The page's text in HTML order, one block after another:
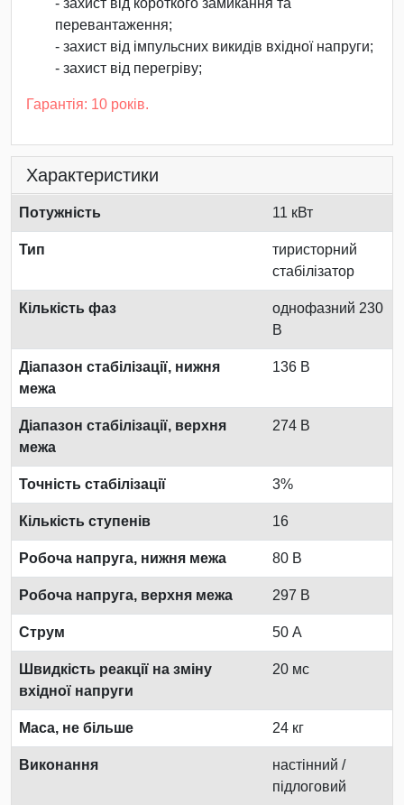
перевантаження;
- захист від імпульсних викидів вхідної напруги;
- захист від перегріву;
Гарантія: 10 років.
Характеристики
Потужність 11 кВт
Тип
тиристорний
стабілізатор
Кількість фаз
однофазний 230
В
Діапазон стабілізації, нижня
межа
136 В
Діапазон стабілізації, верхня
межа
274 В
Точність стабілізації 3%
Кількість ступенів 16
Робоча напруга, нижня межа 80 В
Робоча напруга, верхня межа 297 В
Струм 50 А
Швидкість реакції на зміну
вхідної напруги
20 мс
Маса, не більше 24 кг
Виконання
настінний /
підлоговий